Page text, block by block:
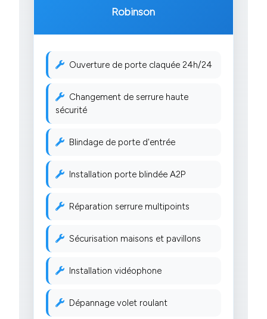
Robinson
Ouverture de porte claquée 24h/24
Changement de serrure haute
sécurité
Blindage de porte d'entrée
Installation porte blindée A2P
Réparation serrure multipoints
Sécurisation maisons et pavillons
Installation vidéophone
Dépannage volet roulant